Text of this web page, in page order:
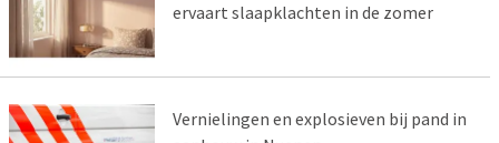
ervaart slaapklachten in de zomer
Vernielingen en explosieven bij pand in